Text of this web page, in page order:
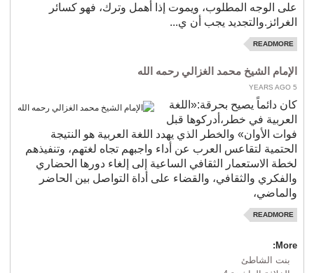
على الوجه المطلوب، ويموت إذا أهمل وترك، فهو كسائر
الغرائز.والتجديد يجب أن ي...
READMORE
الإمام الشيخ محمد الغزالي رحمه الله
5 YEARS AGO
كان دائماً يصيح بحرقة:«اللغة
العربية في خطر،أدركوها قبل
فوات الأوان» والخطر الذي يهدد اللغة العربية هو النتيجة
الحتمية لتقاعس العرب عن أداء واجبهم تجاه لغتهم، وتنفيذهم
لخطة الاستعمار الثقافي الساعية إلى إلغاء دورها الحضاري
والفكري والثقافي، والقضاء على أداة التواصل بين الحاضر
والماضي،
READMORE
More:
بنت الشاطئ